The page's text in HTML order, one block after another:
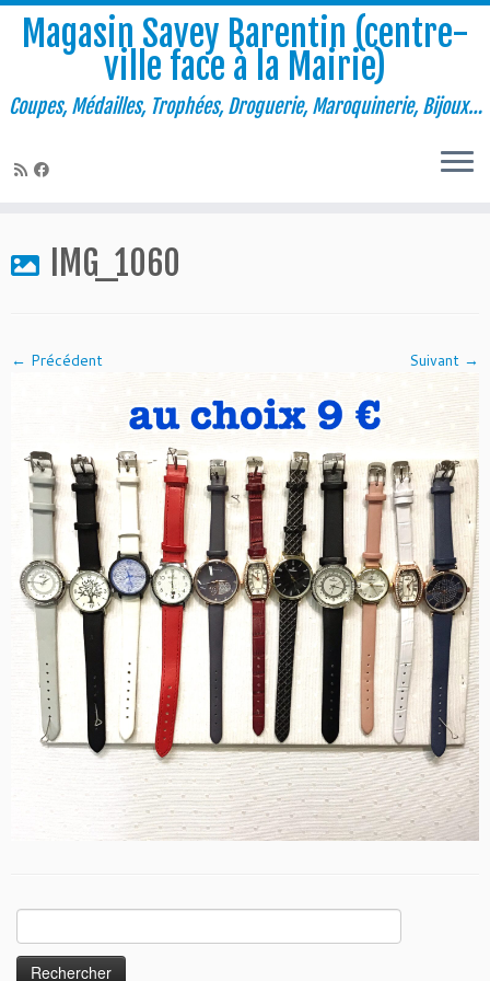
contenu
Magasin Savey Barentin (centre-
ville face à la Mairie)
Coupes, Médailles, Trophées, Droguerie, Maroquinerie, Bijoux…
IMG_1060
← Précédent Suivant →